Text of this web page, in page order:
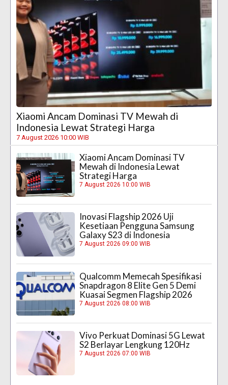
Xiaomi Ancam Dominasi TV Mewah di
Indonesia Lewat Strategi Harga
7 August 2026 10:00 WIB
Xiaomi Ancam Dominasi TV
Mewah di Indonesia Lewat
Strategi Harga
7 August 2026 10:00 WIB
Inovasi Flagship 2026 Uji
Kesetiaan Pengguna Samsung
Galaxy S23 di Indonesia
7 August 2026 09:00 WIB
Qualcomm Memecah Spesifikasi
Snapdragon 8 Elite Gen 5 Demi
Kuasai Segmen Flagship 2026
7 August 2026 08:00 WIB
Vivo Perkuat Dominasi 5G Lewat
S2 Berlayar Lengkung 120Hz
7 August 2026 07:00 WIB